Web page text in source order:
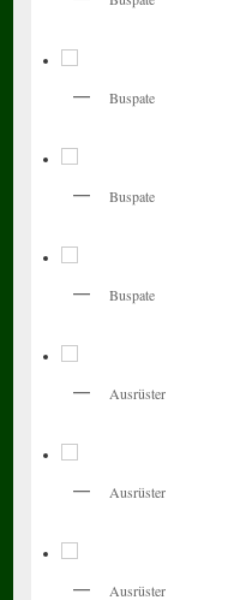
Buspate
Buspate
Buspate
Ausrüster
Ausrüster
Ausrüster